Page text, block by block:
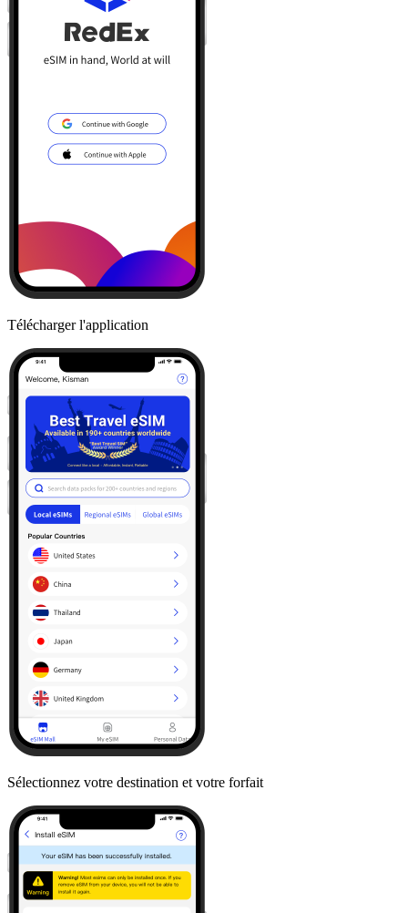
Télécharger l'application
Sélectionnez votre destination et votre forfait